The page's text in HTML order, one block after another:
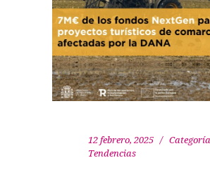
12 febrero, 2025
Tendencias